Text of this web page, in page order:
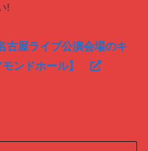
!
古屋ライブ公演会場のキ
ンドホール】